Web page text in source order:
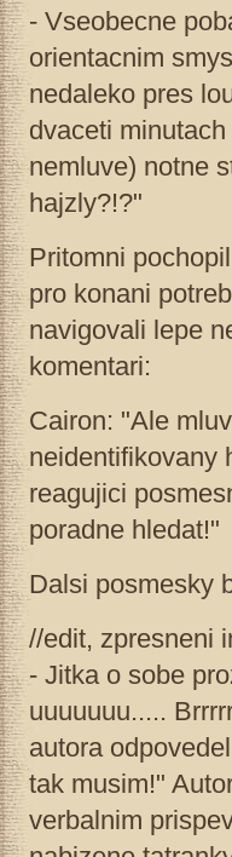
- Vseobecne
orientacnim
nedaleko pres
dvaceti
nemluve) notne
hajzly?!?"
Pritomni
pro konani
navigovali lepe
komentari:
Cairon: "Ale
neidentifikovany
reagujici
poradne hledat!"
Dalsi posmesky
//edit, zpresneni
- Jitka o sobe
uuuuuuu.....
autora
tak musim!"
verbalnim